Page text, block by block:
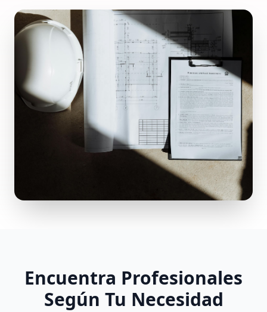
Encuentra Profesionales
Según Tu Necesidad